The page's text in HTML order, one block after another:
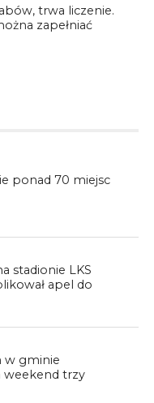
trwa liczenie.
zapełniać
ponad 70 miejsc
stadionie LKS
apel do
w gminie
weekend trzy